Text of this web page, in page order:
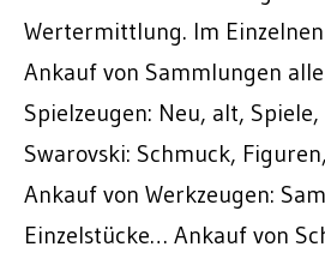
Wertermittlung. Im
Ankauf von Sammlungen
Spielzeugen: Neu, alt,
Swarovski: Schmuck,
Ankauf von Werkzeugen:
Einzelstücke… Ankauf von